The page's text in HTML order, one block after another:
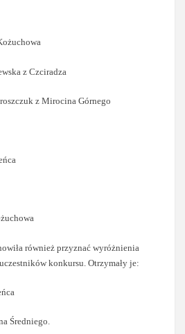
z Czciradza
z Mirocina Górnego
również przyznać wyróżnienia
konkursu. Otrzymały je:
Średniego.